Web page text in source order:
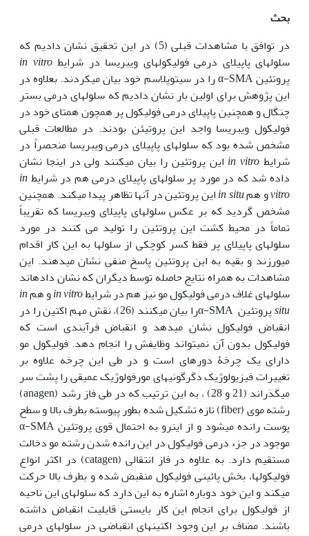
بحث
در توافق با مشاهدات قبلی (5) در این تحقیق نشان دادیم که
سلولهای پاپیلای درمی فولیکولهای ویبریسا در شرایطin vitro
پروتئین α-SMA را در سیتوپلاسم خود بیان می‏کردند. بعلاوه در
این پژوهش برای اولین بار نشان دادیم که سلولهای درمی بستر
چنگال و همچنین پاپیلای درمی فولیکول پر همچون همتای خود در
فولیکول ویبریسا واجد این پروتیئن بودند. در مطالعات قبلی
مشخص شده بود که سلولهای پاپیلای درمی ویبریسا منحصراً در
شرایط in vitro این پروتئین را بیان می‏کنند ولی در اینجا نشان
داده شد که در مورد پر سلولهای پاپیلای درمی هم در شرایطin
vitroو همin situاین پروتئین در آنها تظاهر پیدا می‏کند. همچنین
مشخص گردید که بر عکس سلولهای پاپیلای ویبریسا که تقریباً
تماماً در محیط کشت این پروتئین را تولید می کنند در مورد
سلولهای پاپیلای پر فقط کسر کوچکی از سلولها به این کار اقدام
می‏ورزند و بقیه به این پروتئین پاسخ منفی نشان می‏دهند. این
مشاهدات به همراه نتایج حاصله توسط دیگران که نشان داده‏اند
سلولهای غلاف درمی فولیکول مو نیز هم در شرایطin vitroو همin
situ
پروتئین α-SMAرا بیان می‏کنند (26)، نقش مهم اکتین را در
انقباض فولیکول نشان می‏دهد و انقباض فرآیندی است که
فولیکول بدون آن نمی‏تواند وظایفش را انجام دهد. فولیکول مو
دارای یک چرخۀ دوره‏ای است و در طی این چرخه علاوه بر
تغییرات فیزیولوژیک دگرگونیهای مورفولوژیک عمیقی را پشت سر
می‏گذراند (21 و 28) ، به این ترتیب که در طی فاز رشد (anagen)
رشته موی (fiber) تازه تشکیل شده بطور پیوسته بطرف بالا و سطح
پوست رانده می‏شود و از اینرو به احتمال قوی پروتئین α-SMA
موجود در جزء درمی فولیکول در این رانده شدن رشته مو دخالت
مستقیم دارد. به علاوه در فاز انتقالی (catagen) در اکثر انواع
فولیکولها، بخش پائینی فولیکول منقبض شده و بطرف بالا حرکت
می‏کند و این خود دوباره اشاره به این دارد که سلولهای این ناحیه
از فولیکول برای انجام این کار بایستی قابلیت انقباض داشته
باشند. مضاف بر این وجود اکتین‏های انقباضی در سلولهای درمی